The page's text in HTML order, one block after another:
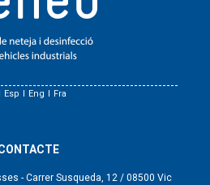
Esp Eng Fra
- Carrer Susqueda, 12 / 08500 Vic